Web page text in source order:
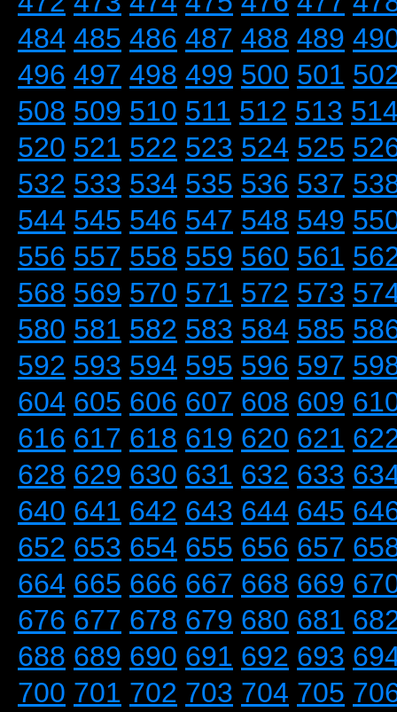
484 485 486 487 488 489
496 497 498 499 500 501
508 509 510 511 512 513
520 521 522 523 524 525
532 533 534 535 536 537
544 545 546 547 548 549
556 557 558 559 560 561
568 569 570 571 572 573
580 581 582 583 584 585
592 593 594 595 596 597
604 605 606 607 608 609
616 617 618 619 620 621
628 629 630 631 632 633
640 641 642 643 644 645
652 653 654 655 656 657
664 665 666 667 668 669
676 677 678 679 680 681
688 689 690 691 692 693
700 701 702 703 704 705